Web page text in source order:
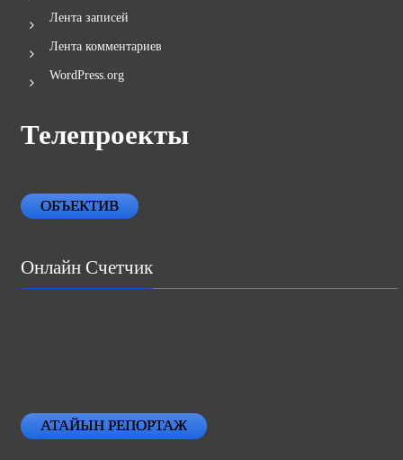
Лента записей
Лента комментариев
WordPress.org
Телепроекты
ОБЪЕКТИВ
Онлайн Счетчик
АТАЙЫН РЕПОРТАЖ